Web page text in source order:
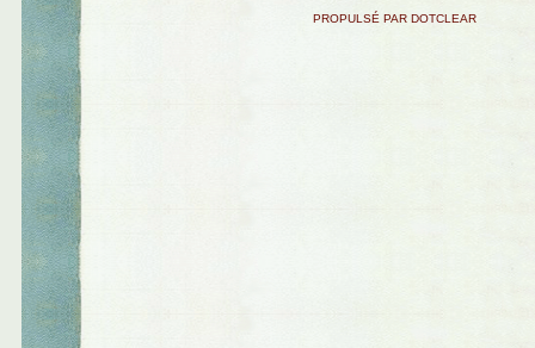
PROPULSÉ PAR DOTCLEAR